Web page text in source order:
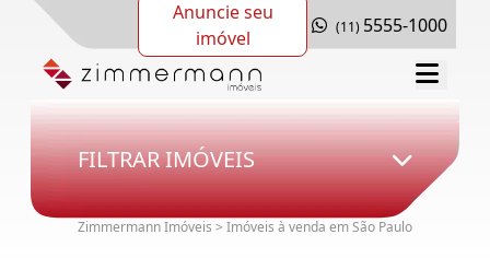
Anuncie seu
imóvel
(11) 5555-1000
FILTRAR IMÓVEIS
Zimmermann Imóveis > Imóveis à venda em São Paulo